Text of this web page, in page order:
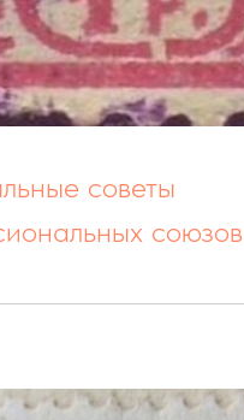
советы
союзов